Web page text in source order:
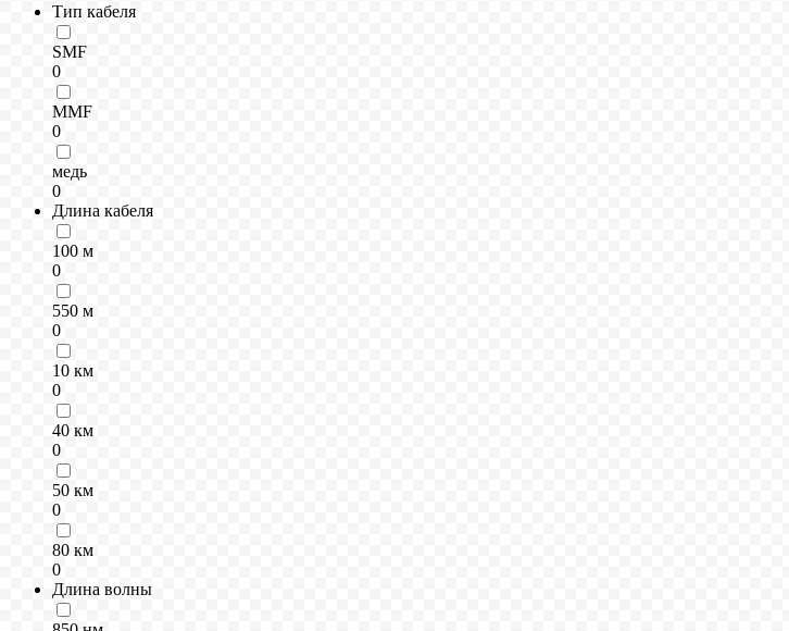
Тип кабеля
SMF
0
MMF
0
медь
0
Длина кабеля
100 м
0
550 м
0
10 км
0
40 км
0
50 км
0
80 км
0
Длина волны